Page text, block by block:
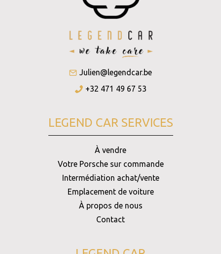
Julien@legendcar.be
+32 471 49 67 53
LEGEND CAR SERVICES
À vendre
Votre Porsche sur commande
Intermédiation achat/vente
Emplacement de voiture
À propos de nous
Contact